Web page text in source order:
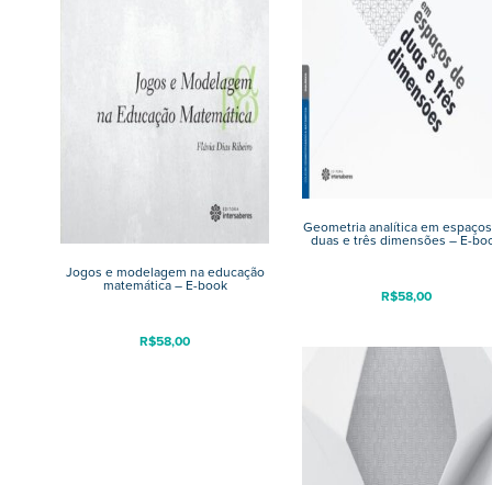
Jogos e modelagem na educação
matemática – E-book
R$58,00
Geometria analítica em
duas e três dimensões – E-
R$58,00